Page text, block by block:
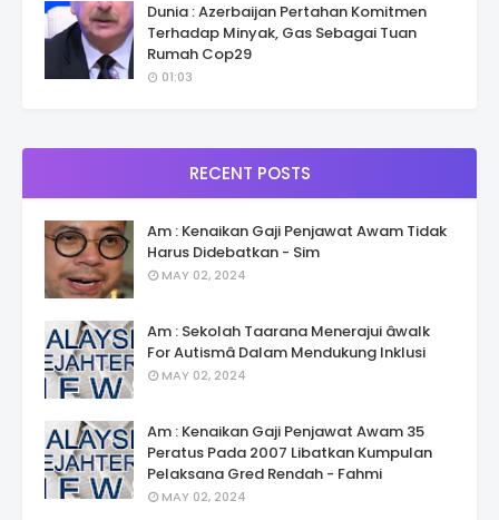
Dunia : Azerbaijan Pertahan Komitmen
Terhadap Minyak, Gas Sebagai Tuan
Rumah Cop29
01:03
RECENT POSTS
Am : Kenaikan Gaji Penjawat Awam Tidak
Harus Didebatkan - Sim
MAY 02, 2024
Am : Sekolah Taarana Menerajui âwalk
For Autismâ Dalam Mendukung Inklusi
MAY 02, 2024
Am : Kenaikan Gaji Penjawat Awam 35
Peratus Pada 2007 Libatkan Kumpulan
Pelaksana Gred Rendah - Fahmi
MAY 02, 2024